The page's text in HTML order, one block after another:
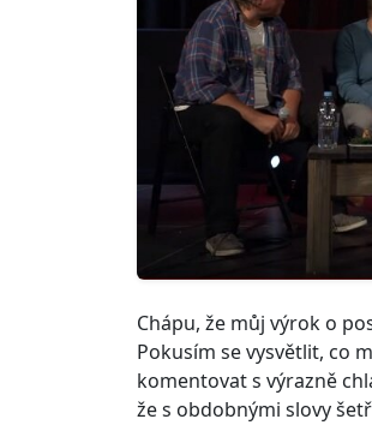
Chápu, že můj výrok o
Pokusím se vysvětlit, co
komentovat s výrazně
že s obdobnými slovy